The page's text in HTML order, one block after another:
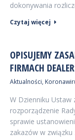
dokonywania
Czytaj więcej
OPISUJEMY
FIRMACH
Aktualności,
W Dzienniku Ustaw
rozporządzenie
sprawie
zakazów w